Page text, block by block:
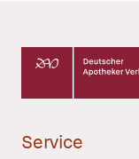
Deutscher
Service